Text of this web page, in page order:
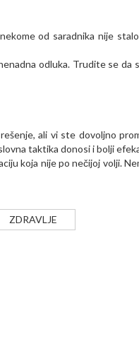
od saradnika nije
odluka. Trudite se
ali vi ste dovoljno
taktika donosi i bolji
koja nije po nečijoj volji.
ZDRAVLJE